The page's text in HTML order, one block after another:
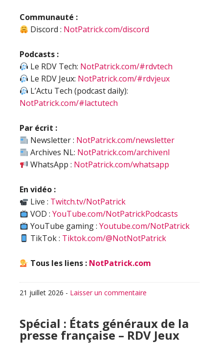
Communauté :
Discord : NotPatrick.com/discord
Podcasts :
Le RDV Tech: NotPatrick.com/#rdvtech
Le RDV Jeux: NotPatrick.com/#rdvjeux
L’Actu Tech (podcast daily):
NotPatrick.com/#lactutech
Par écrit :
Newsletter : NotPatrick.com/newsletter
Archives NL: NotPatrick.com/archivenl
WhatsApp : NotPatrick.com/whatsapp
En vidéo :
Live : Twitch.tv/NotPatrick
VOD :YouTube.com/NotPatrickPodcasts
YouTube gaming :Youtube.com/NotPatrick
TikTok : Tiktok.com/@NotNotPatrick
Tous les liens : NotPatrick.com
21 juillet 2026 - Laisser un commentaire
Spécial : États généraux de la
presse française – RDV Jeux